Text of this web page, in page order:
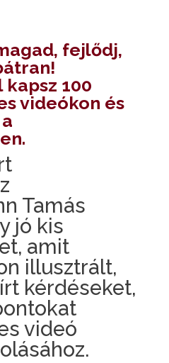
fejlődj,
100
videókon és
Tamás
jó kis
amit
illusztrált,
kérdéseket,
videó